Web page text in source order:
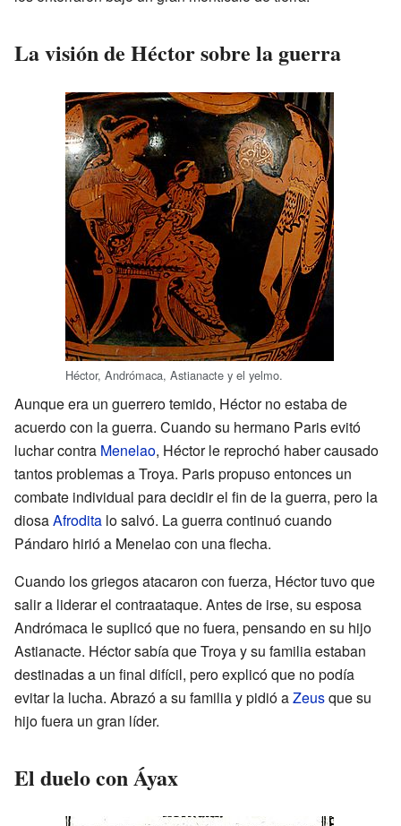
La visión de Héctor sobre la guerra
Héctor, Andrómaca, Astianacte y el yelmo.
Aunque era un guerrero temido, Héctor no estaba de
acuerdo con la guerra. Cuando su hermano Paris evitó
luchar contra Menelao, Héctor le reprochó haber causado
tantos problemas a Troya. Paris propuso entonces un
combate individual para decidir el fin de la guerra, pero la
diosaAfrodita lo salvó. La guerra continuó cuando
Pándaro hirió a Menelao con una flecha.
Cuando los griegos atacaron con fuerza, Héctor tuvo que
salir a liderar el contraataque. Antes de irse, su esposa
Andrómaca le suplicó que no fuera, pensando en su hijo
Astianacte. Héctor sabía que Troya y su familia estaban
destinadas a un final difícil, pero explicó que no podía
evitar la lucha. Abrazó a su familia y pidió aZeusque su
hijo fuera un gran líder.
El duelo con Áyax